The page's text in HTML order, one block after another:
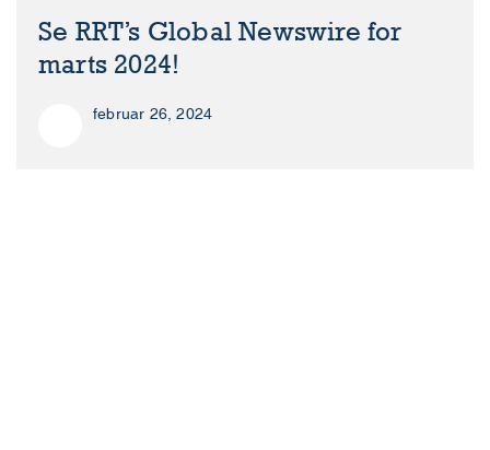
Se RRT’s Global Newswire for
marts 2024!
februar 26, 2024